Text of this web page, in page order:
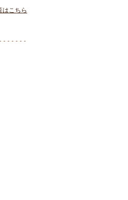
はこちら